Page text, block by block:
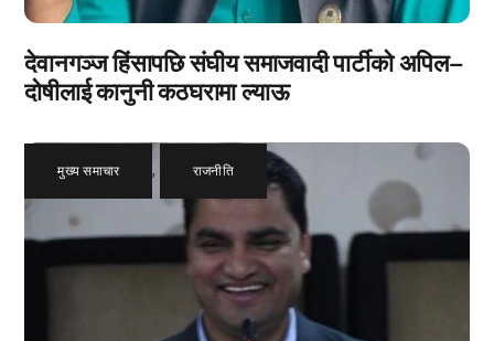
देवानगञ्ज हिंसापछि संघीय समाजवादी पार्टीको अपिल–
दोषीलाई कानुनी कठघरामा ल्याऊ
मुख्य समाचार , राजनीति